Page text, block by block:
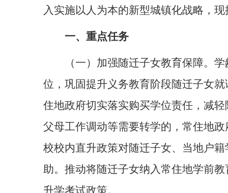
入实施以人为本的新型城镇化战略，
一、重点任务
（一）加强随迁子女教育保障。
位，巩固提升义务教育阶段随迁子女
住地政府切实落实购买学位责任，减
父母工作调动等需要转学的，常住地
校校内直升政策对随迁子女、当地户
助。推动将随迁子女纳入常住地学前
升学考试政策。